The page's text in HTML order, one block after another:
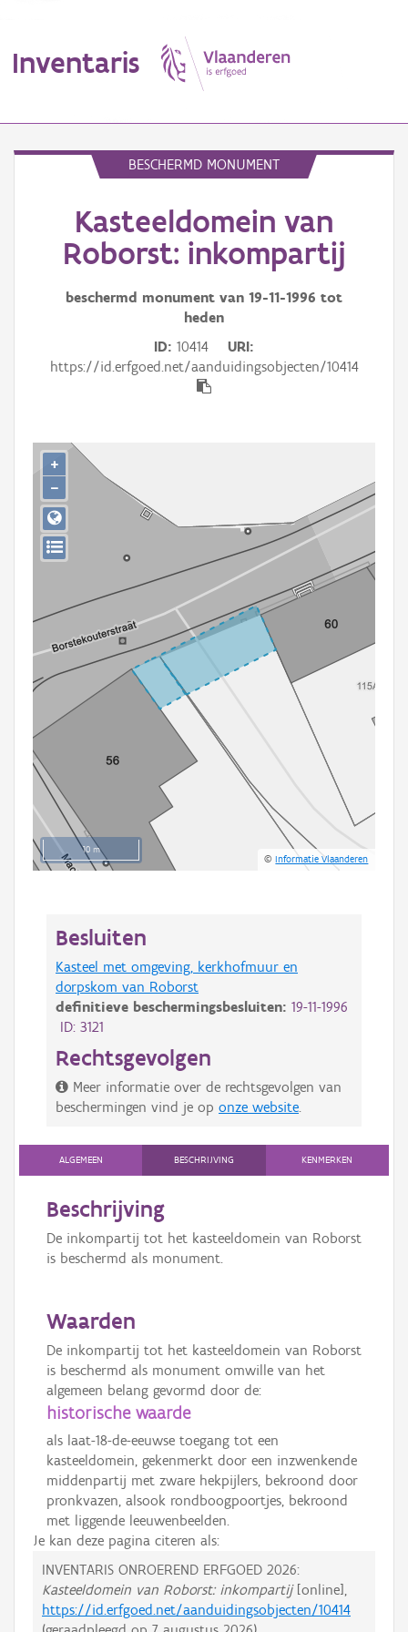
Inventaris
Erfgoedobject
Aanduidingsobject
Waarneming
Gebeurtenis
Downloads
Hergebruik
Aanmelden
BESCHERMD MONUMENT
Kasteeldomein van
Roborst: inkompartij
beschermd monument van 19-11-1996 tot
heden
ID 10414
URI
https://id.erfgoed.net/aanduidingsobjecten/10414
10 m
©Informatie Vlaanderen
+
−
Besluiten
Kasteel met omgeving, kerkhofmuur en
dorpskom van Roborst
definitieve beschermingsbesluiten: 19-11-1996
ID: 3121
Rechtsgevolgen
Meer informatie over de rechtsgevolgen van
beschermingen vind je op onze website.
ALGEMEEN BESCHRIJVING KENMERKEN
Beschrijving
De inkompartij tot het kasteeldomein van Roborst
is beschermd als monument.
Waarden
De inkompartij tot het kasteeldomein van Roborst
is beschermd als monument omwille van het
algemeen belang gevormd door de:
historische waarde
als laat-18-de-eeuwse toegang tot een
kasteeldomein, gekenmerkt door een inzwenkende
middenpartij met zware hekpijlers, bekroond door
pronkvazen, alsook rondboogpoortjes, bekroond
met liggende leeuwenbeelden.
Je kan deze pagina citeren als:
INVENTARIS ONROEREND ERFGOED 2026:
Kasteeldomein van Roborst: inkompartij[online],
https://id.erfgoed.net/aanduidingsobjecten/10414